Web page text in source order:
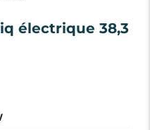
électrique 38,3